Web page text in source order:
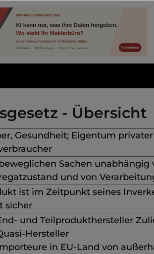
- Übersicht
Gesundheit; Eigentum privater
Sachen unabhängig
und von
ist im Zeitpunkt seines
sicher
und Teilprodukthersteller
Hersteller
in EU-Land von